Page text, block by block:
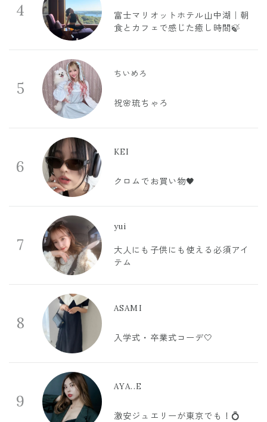
4
富士マリオットホテル山中湖｜朝
食とカフェで感じた癒し時間🍃
5
ちいめろ
祝🌸琉ちゃろ
6
KEI
クロムでお買い物🖤
7
yui
大人にも子供にも使える必須アイ
テム
8
ASAMI
入学式・卒業式コーデ🤍
9
AYA..E
激安ジュエリーが東京でも！💍